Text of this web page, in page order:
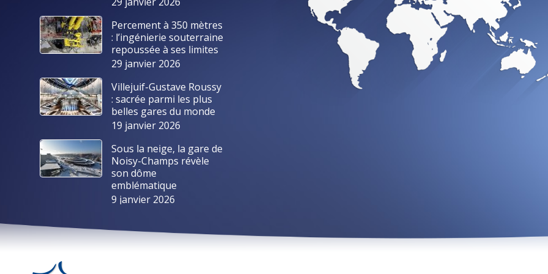
Percement à 350 mètres
: l’ingénierie souterraine
repoussée à ses limites
29 janvier 2026
Villejuif-Gustave Roussy
: sacrée parmi les plus
belles gares du monde
19 janvier 2026
Sous la neige, la gare de
Noisy-Champs révèle
son dôme
emblématique
9 janvier 2026